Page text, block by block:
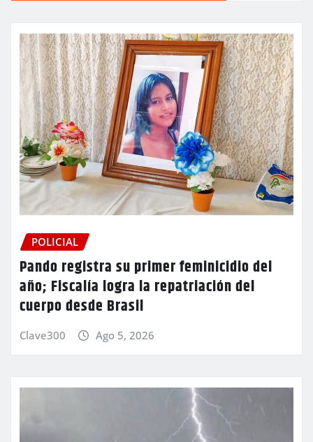
POLICIAL
Pando registra su primer feminicidio del
año; Fiscalía logra la repatriación del
cuerpo desde Brasil
Clave300 Ago 5, 2026